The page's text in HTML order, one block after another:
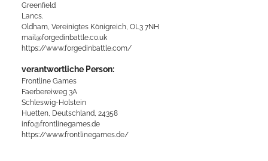
Greenfield
Lancs.
Oldham, Vereinigtes Königreich, OL3 7NH
mail@forgedinbattle.co.uk
https://www.forgedinbattle.com/
verantwortliche Person:
Frontline Games
Faerbereiweg 3A
Schleswig-Holstein
Huetten, Deutschland, 24358
info@frontlinegames.de
https://www.frontlinegames.de/